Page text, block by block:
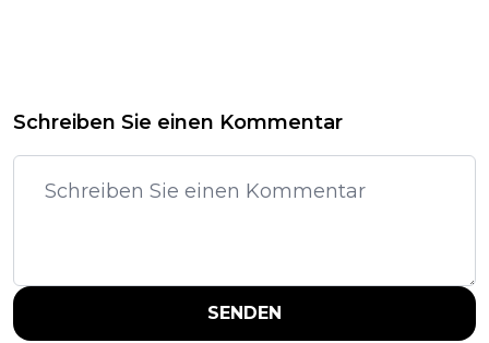
Schreiben Sie einen Kommentar
SENDEN